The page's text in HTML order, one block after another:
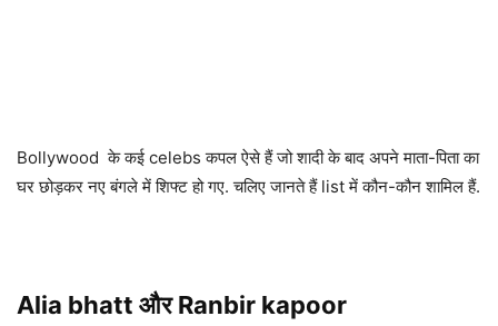
Bollywood के कई celebs कपल ऐसे हैं जो शादी के बाद अपने माता-पिता का
घर छोड़कर नए बंगले में शिफ्ट हो गए. चलिए जानते हैं list में कौन-कौन शामिल हैं.
Alia bhatt और Ranbir kapoor